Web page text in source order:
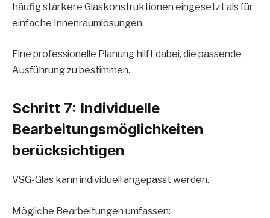
häufig stärkere Glaskonstruktionen eingesetzt als für
einfache Innenraumlösungen.
Eine professionelle Planung hilft dabei, die passende
Ausführung zu bestimmen.
Schritt 7: Individuelle
Bearbeitungsmöglichkeiten
berücksichtigen
VSG-Glas kann individuell angepasst werden.
Mögliche Bearbeitungen umfassen: